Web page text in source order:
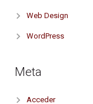
Web Design
WordPress
Meta
Acceder